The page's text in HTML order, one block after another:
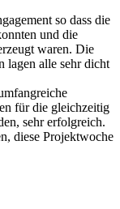
so dass die
und die
waren. Die
lagen alle sehr dicht
für die gleichzeitig
sehr erfolgreich.
diese Projektwoche